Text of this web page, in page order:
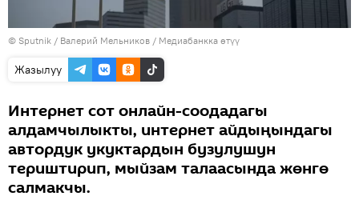
© Sputnik / Валерий Мельников / Медиабанкка өтүү
Жазылуу
Интернет сот онлайн-соодадагы
алдамчылыкты, интернет айдыңындагы
автордук укуктардын бузулушун
териштирип, мыйзам талаасында жөнгө
салмакчы.